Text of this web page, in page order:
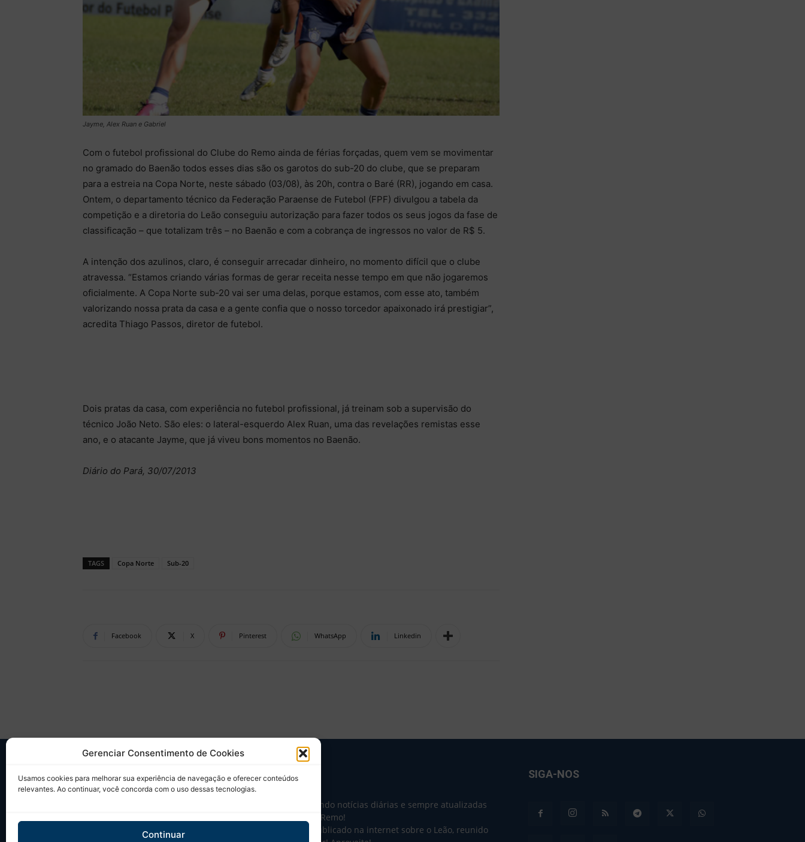
Gerenciar Consentimento de Cookies
Usamos cookies para melhorar sua experiência de navegação e oferecer conteúdos
relevantes. Ao continuar, você concorda com o uso dessas tecnologias.
Continuar
Jayme, Alex Ruan e Gabriel
Com o futebol profissional do Clube do Remo ainda de férias forçadas, quem vem se movimentar
no gramado do Baenão todos esses dias são os garotos do sub-20 do clube, que se preparam
para a estreia na Copa Norte, neste sábado (03/08), às 20h, contra o Baré (RR), jogando em casa.
Ontem, o departamento técnico da Federação Paraense de Futebol (FPF) divulgou a tabela da
competição e a diretoria do Leão conseguiu autorização para fazer todos os seus jogos da fase de
classificação – que totalizam três – no Baenão e com a cobrança de ingressos no valor de R$ 5.
A intenção dos azulinos, claro, é conseguir arrecadar dinheiro, no momento difícil que o clube
atravessa. “Estamos criando várias formas de gerar receita nesse tempo em que não jogaremos
oficialmente. A Copa Norte sub-20 vai ser uma delas, porque estamos, com esse ato, também
valorizando nossa prata da casa e a gente confia que o nosso torcedor apaixonado irá prestigiar”,
acredita Thiago Passos, diretor de futebol.
Dois pratas da casa, com experiência no futebol profissional, já treinam sob a supervisão do
técnico João Neto. São eles: o lateral-esquerdo Alex Ruan, uma das revelações remistas esse
ano, e o atacante Jayme, que já viveu bons momentos no Baenão.
Diário do Pará, 30/07/2013
TAGS Copa Norte Sub-20
Facebook X Pinterest WhatsApp Linkedin
SOBRE NÓS
Desde 2004 trazendo notícias diárias e sempre atualizadas
sobre o Clube do Remo!
Tudo o que sai publicado na internet sobre o Leão, reunido
SIGA-NOS